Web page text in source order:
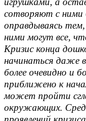
сотворяют с ними
оправдываясь
ними могут все,
Кризис конца
начинаться даже
более очевидно и
приближено к
может пройти
окружающих.